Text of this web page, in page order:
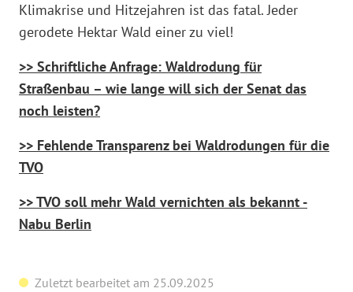
Klimakrise und Hitzejahren ist das fatal. Jeder
gerodete Hektar Wald einer zu viel!
>> Schriftliche Anfrage: Waldrodung für
Straßenbau – wie lange will sich der Senat das
noch leisten?
>> Fehlende Transparenz bei Waldrodungen für die
TVO
>> TVO soll mehr Wald vernichten als bekannt -
Nabu Berlin
Zuletzt bearbeitet am 25.09.2025